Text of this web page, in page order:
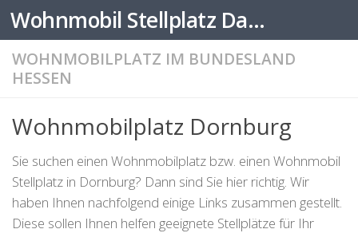
Zum Inhalt springen Wohnmobil Stellplatz Datenbank
WOHNMOBILPLATZ IM BUNDESLAND
HESSEN
Wohnmobilplatz Dornburg
Sie suchen einen Wohnmobilplatz bzw. einen Wohnmobil
Stellplatz in Dornburg? Dann sind Sie hier richtig. Wir
haben Ihnen nachfolgend einige Links zusammen gestellt.
Diese sollen Ihnen helfen geeignete Stellplätze für Ihr